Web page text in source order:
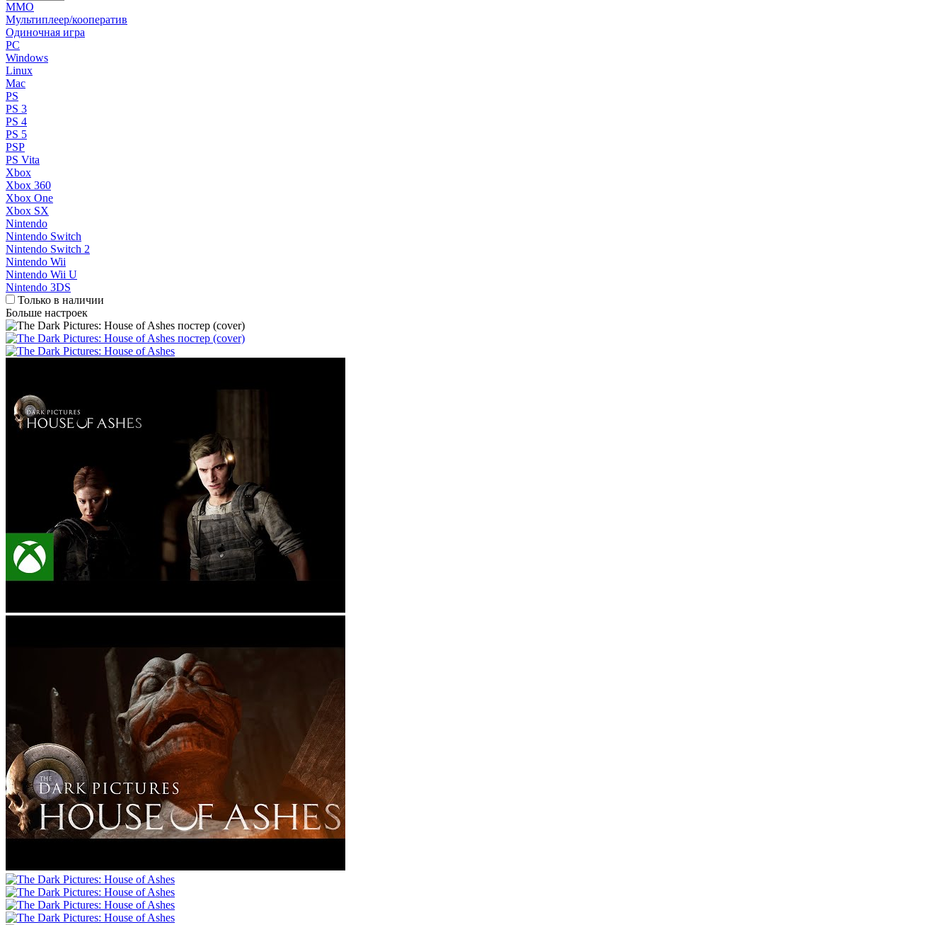
MMO
Мультиплеер/кооператив
Одиночная игра
PC
Windows
Linux
Mac
PS
PS 3
PS 4
PS 5
PSP
PS Vita
Xbox
Xbox 360
Xbox One
Xbox SX
Nintendo
Nintendo Switch
Nintendo Switch 2
Nintendo Wii
Nintendo Wii U
Nintendo 3DS
Только в наличии
Больше настроек